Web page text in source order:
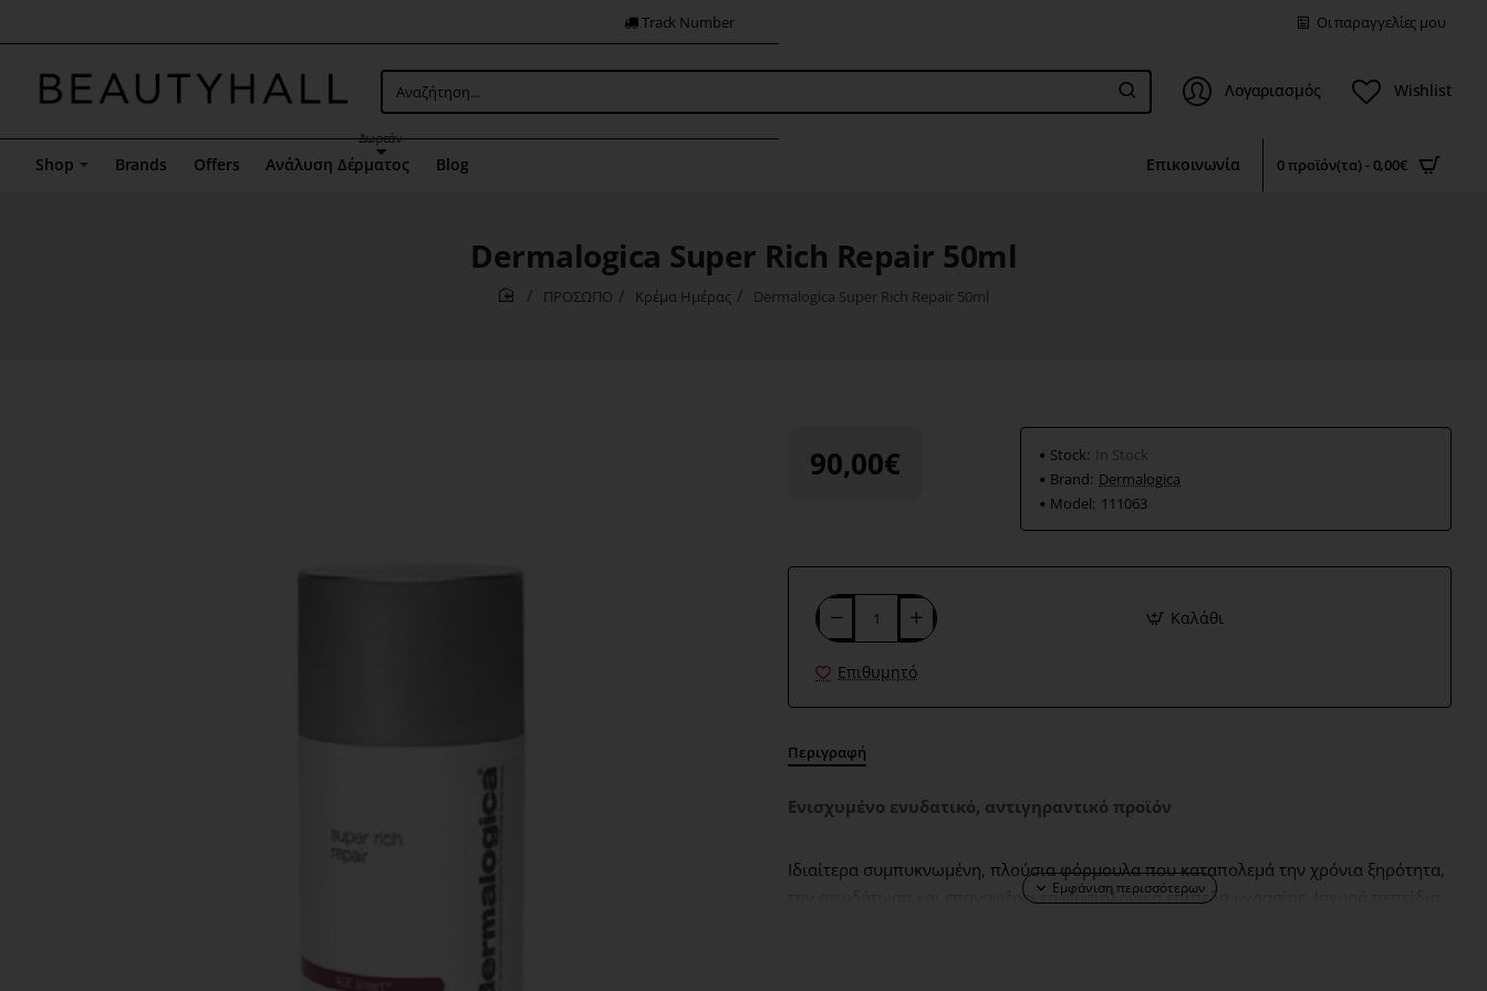
5
Track Number Οι παραγγελίες μου
Αναζήτηση... Λογαριασμός Wishlist
Shop Brands Offers Ανάλυση Δέρματος
Δωρεάν
Blog Επικοινωνία 0 προϊόν(τα) - 0,00€
Dermalogica Super Rich Repair 50ml
ΠΡΟΣΩΠΟ Κρέμα Ημέρας Dermalogica Super Rich Repair 50ml
90,00€ Stock: In Stock
Brand: Dermalogica
Model: 111063
Καλάθι
Επιθυμητό
Περιγραφή
Ενισχυμένο ενυδατικό, αντιγηραντικό προϊόν
Ιδιαίτερα συμπυκνωμένη, πλούσια φόρμουλα που καταπολεμά την χρόνια ξηρότητα,
την αφυδάτωση και επαναφέρει τα φυσιολογικά επίπεδα υγρασίας. Ισχυρά πεπτίδια